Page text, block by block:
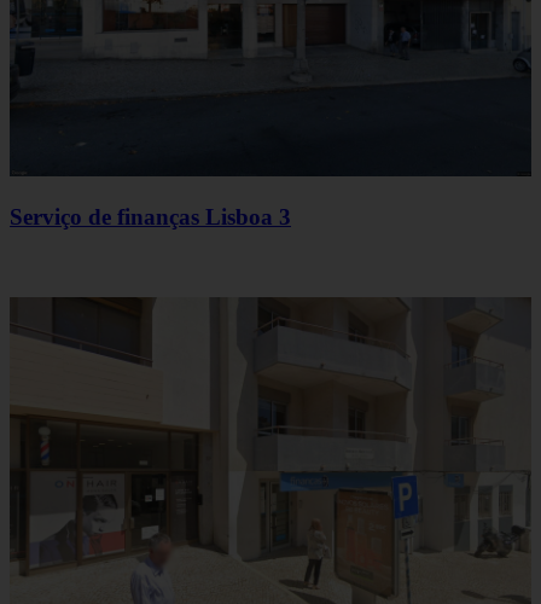
Serviço de finanças Lisboa 3